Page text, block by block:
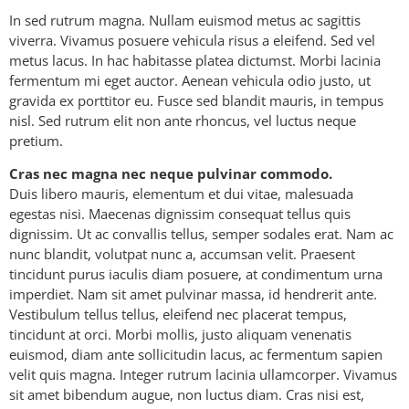
In sed rutrum magna. Nullam euismod metus ac sagittis
viverra. Vivamus posuere vehicula risus a eleifend. Sed vel
metus lacus. In hac habitasse platea dictumst. Morbi lacinia
fermentum mi eget auctor. Aenean vehicula odio justo, ut
gravida ex porttitor eu. Fusce sed blandit mauris, in tempus
nisl. Sed rutrum elit non ante rhoncus, vel luctus neque
pretium.
Cras nec magna nec neque pulvinar commodo.
Duis libero mauris, elementum et dui vitae, malesuada
egestas nisi. Maecenas dignissim consequat tellus quis
dignissim. Ut ac convallis tellus, semper sodales erat. Nam ac
nunc blandit, volutpat nunc a, accumsan velit. Praesent
tincidunt purus iaculis diam posuere, at condimentum urna
imperdiet. Nam sit amet pulvinar massa, id hendrerit ante.
Vestibulum tellus tellus, eleifend nec placerat tempus,
tincidunt at orci. Morbi mollis, justo aliquam venenatis
euismod, diam ante sollicitudin lacus, ac fermentum sapien
velit quis magna. Integer rutrum lacinia ullamcorper. Vivamus
sit amet bibendum augue, non luctus diam. Cras nisi est,